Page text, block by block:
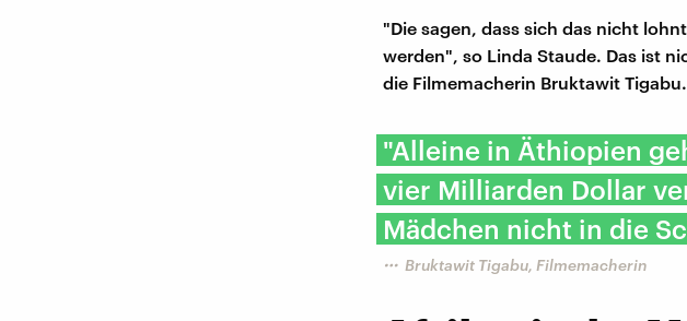
"Die sagen, dass sich das nicht
werden", so Linda Staude. Das ist
die Filmemacherin Bruktawit Tigabu.
"Alleine in Äthiopien
vier Milliarden Dollar
Mädchen nicht in die
Bruktawit Tigabu, Filmemacherin